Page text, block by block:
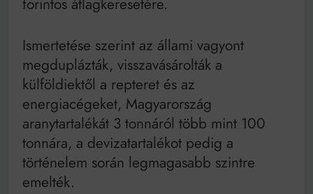
Ismertetése szerint az állami vagyont
megduplázták, visszavásárolták a
külföldiektől a repteret és az
energiacégeket, Magyarország
aranytartalékát 3 tonnáról több mint 100
tonnára, a devizatartalékot pedig a
történelem során legmagasabb szintre
emelték.